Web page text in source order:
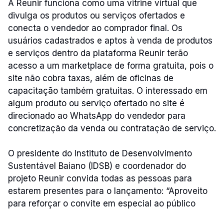
A Reunir funciona como uma vitrine virtual que
divulga os produtos ou serviços ofertados e
conecta o vendedor ao comprador final. Os
usuários cadastrados e aptos à venda de produtos
e serviços dentro da plataforma Reunir terão
acesso a um marketplace de forma gratuita, pois o
site não cobra taxas, além de oficinas de
capacitação também gratuitas. O interessado em
algum produto ou serviço ofertado no site é
direcionado ao WhatsApp do vendedor para
concretização da venda ou contratação de serviço.
O presidente do Instituto de Desenvolvimento
Sustentável Baiano (IDSB) e coordenador do
projeto Reunir convida todas as pessoas para
estarem presentes para o lançamento: “Aproveito
para reforçar o convite em especial ao público